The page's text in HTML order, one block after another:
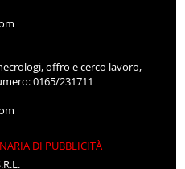
offro e cerco lavoro,
0165/231711
DI PUBBLICITÀ